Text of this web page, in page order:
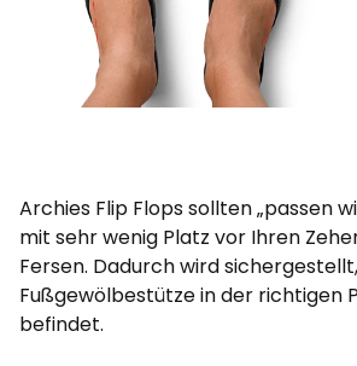
Archies Flip Flops sollten „passen
mit sehr wenig Platz vor Ihren
Fersen. Dadurch wird
Fußgewölbestütze in der richtigen
befindet.